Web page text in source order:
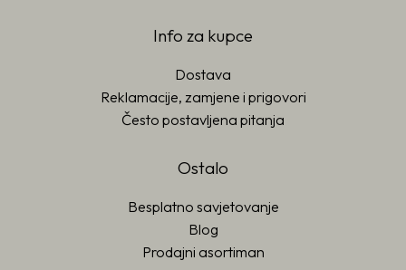
Info za kupce
Dostava
Reklamacije, zamjene i prigovori
Često postavljena pitanja
Ostalo
Besplatno savjetovanje
Blog
Prodajni asortiman